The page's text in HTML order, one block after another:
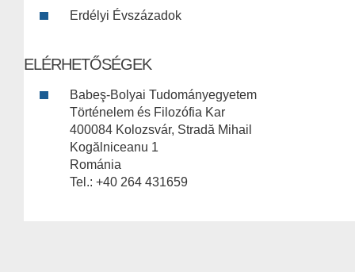
Erdélyi Évszázadok
ELÉRHETŐSÉGEK
Babeş-Bolyai Tudományegyetem
Történelem és Filozófia Kar
400084 Kolozsvár, Stradă Mihail
Kogălniceanu 1
Románia
Tel.: +40 264 431659